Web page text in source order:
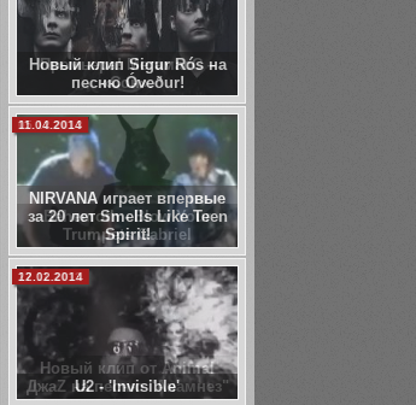
Премьера! МегамасС –
«Сон».
Behemoth - Blow Your
Trumpets Gabriel
05.12.2013
Новый клип от Animal
ДжаZ на песню "Анамнез"
27.11.2013